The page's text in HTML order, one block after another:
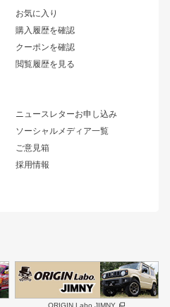
お気に入り
購入履歴を確認
クーポンを確認
閲覧履歴を見る
ニュースレターお申し込み
ソーシャルメディア一覧
ご意見箱
採用情報
ワンビア
ローレル
セフィーロ
キャラバン
三菱
まつど家 鉄漢
リアゲート
メンテナンスパーツ
ORIGIN Labo.JIMNY